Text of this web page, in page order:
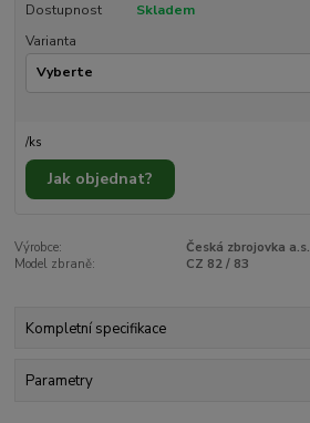
Dostupnost
Skladem
Varianta
/ks
Jak objednat?
Výrobce:
Česká zbrojovka a.s.
Model zbraně:
CZ 82 / 83
Kompletní specifikace
Parametry